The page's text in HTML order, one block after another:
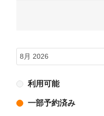
利用可能
一部予約済み